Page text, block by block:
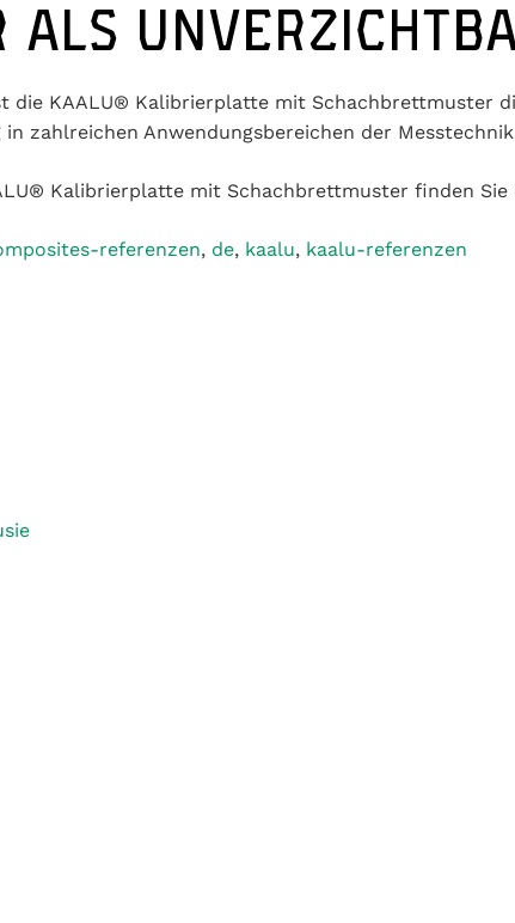
ALS
die KAALU® Kalibrierplatte mit Schachbrettmuster
zahlreichen Anwendungsbereichen der
Kalibrierplatte mit Schachbrettmuster finden Sie
referenzen, de, kaalu, kaalu-referenzen